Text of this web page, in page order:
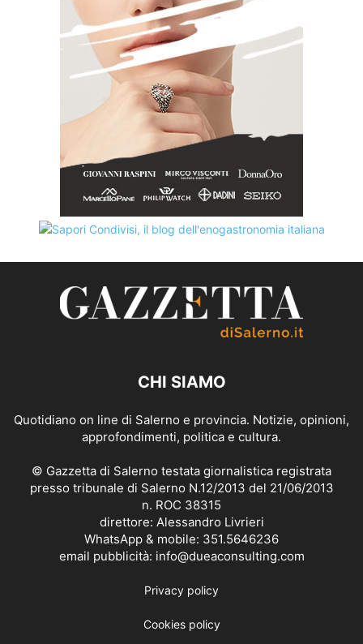
CHI SIAMO
Quotidiano on line di Salerno e provincia. Notizie, opinioni,
approfondimenti, politica e cultura.
© Gazzetta di Salerno testata giornalistica registrata
presso tribunale di Salerno N.12/2013 del 21/06/2013
n. ROC 38315
direttore: Alessandro Livrieri
WhatsApp & mobile: 351.5646236
email pubblicità: info@dueaconsulting.com
Privacy policy
Cookies policy